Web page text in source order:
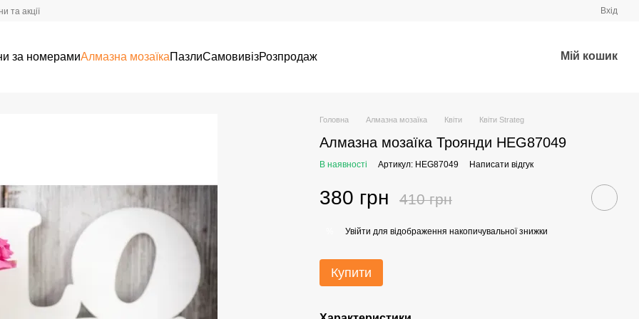
та акції Вхід
за номерамиАлмазна мозаїкаПазлиСамовивізРозпродаж Мій кошик
Головна Алмазна мозаїка Квіти Квіти Strateg
Алмазна мозаїка Троянди HEG87049
В наявності Артикул: HEG87049 Написати відгук
380 грн 410 грн
Увійти для відображення накопичувальної знижки
Купити